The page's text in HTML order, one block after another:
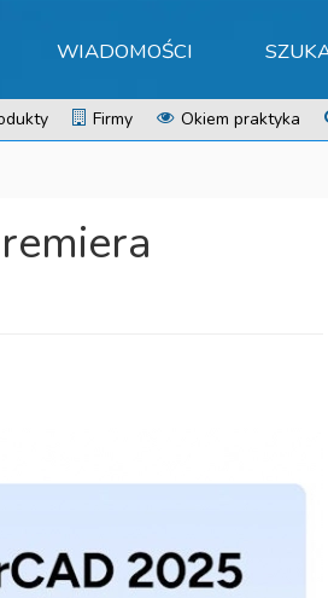
WIADOMOŚCI
Firmy Okiem praktyka